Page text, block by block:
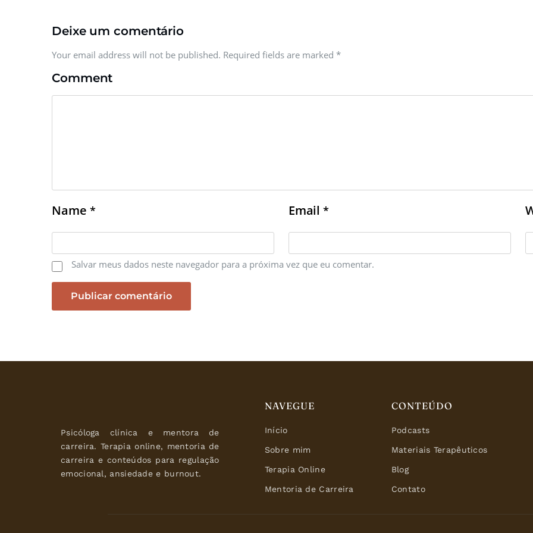
Deixe um comentário
Your email address will not be published. Required fields are marked *
Comment
Name * Email *
Salvar meus dados neste navegador para a próxima vez que eu comentar.
Psicóloga clínica e mentora de
carreira. Terapia online, mentoria de
carreira e conteúdos para regulação
emocional, ansiedade e burnout.
NAVEGUE
Início
Sobre mim
Terapia Online
Mentoria de Carreira
CONTEÚDO
Podcasts
Materiais Terapêuticos
Blog
Contato